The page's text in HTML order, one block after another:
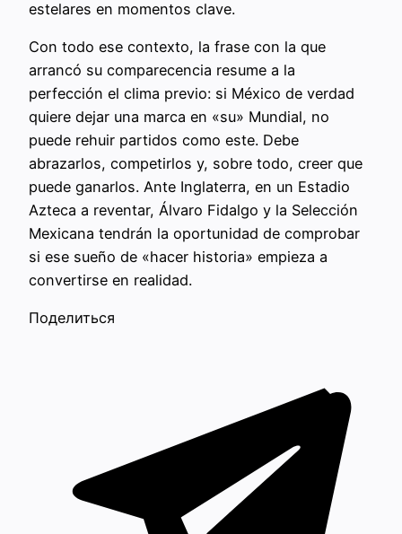
estelares en momentos clave.
Con todo ese contexto, la frase con la que
arrancó su comparecencia resume a la
perfección el clima previo: si México de verdad
quiere dejar una marca en «su» Mundial, no
puede rehuir partidos como este. Debe
abrazarlos, competirlos y, sobre todo, creer que
puede ganarlos. Ante Inglaterra, en un Estadio
Azteca a reventar, Álvaro Fidalgo y la Selección
Mexicana tendrán la oportunidad de comprobar
si ese sueño de «hacer historia» empieza a
convertirse en realidad.
Поделиться